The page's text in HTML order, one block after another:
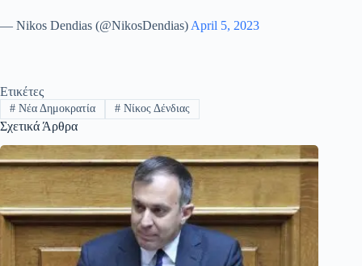
— Nikos Dendias (@NikosDendias) April 5, 2023
Ετικέτες
#Νέα Δημοκρατία #Νίκος Δένδιας
Σχετικά Άρθρα